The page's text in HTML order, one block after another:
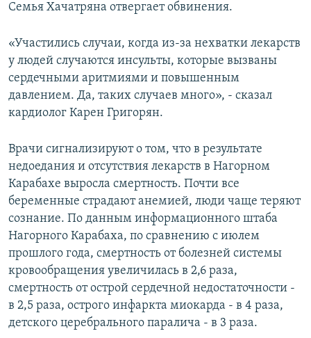
Семья Хачатряна отвергает обвинения.
«Участились случаи, когда из-за нехватки лекарств
у людей случаются инсульты, которые вызваны
сердечными аритмиями и повышенным
давлением. Да, таких случаев много», - сказал
кардиолог Карен Григорян.
Врачи сигнализируют о том, что в результате
недоедания и отсутствия лекарств в Нагорном
Карабахе выросла смертность. Почти все
беременные страдают анемией, люди чаще теряют
сознание. По данным информационного штаба
Нагорного Карабаха, по сравнению с июлем
прошлого года, смертность от болезней системы
кровообращения увеличилась в 2,6 раза,
смертность от острой сердечной недостаточности -
в 2,5 раза, острого инфаркта миокарда - в 4 раза,
детского церебрального паралича - в 3 раза.